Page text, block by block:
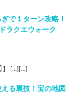
で１ターン攻略！
ラクエウォーク
】 […][…]
る裏技！宝の地図